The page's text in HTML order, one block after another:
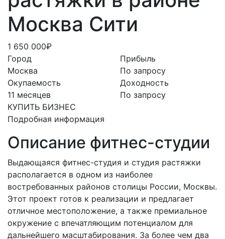
Москва Сити
1 650 000₽
Город
Москва
Окупаемость
11 месяцев
КУПИТЬ БИЗНЕС
Прибыль
По запросу
Доходность
По запросу
Подробная информация
Описание фитнес-студии
Выдающаяся фитнес-студия и студия растяжки
располагается в одном из наиболее
востребованных районов столицы России, Москвы.
Этот проект готов к реализации и предлагает
отличное местоположение, а также премиальное
окружение с впечатляющим потенциалом для
дальнейшего масштабирования. За более чем два